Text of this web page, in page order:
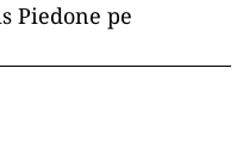
Piedone pe